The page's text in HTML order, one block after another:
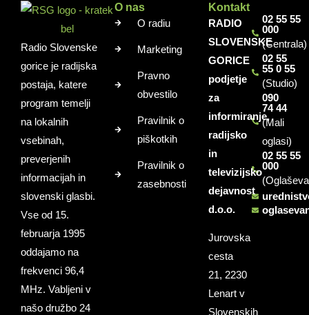
Radio Slovenske
gorice je radijska
postaja, katere
program temelji
na lokalnih
vsebinah,
preverjenih
informacijah in
slovenski glasbi.
Vse od 15.
februarja 1995
oddajamo na
frekvenci 96,4
MHz. Vabljeni v
našo družbo 24
O nas
O radiu
Marketing
Pravno
obvestilo
Pravilnik o
piškotkih
Pravilnik o
zasebnosti
Kontakt
RADIO
SLOVENSKE
GORICE
podjetje
za
informiranje,
radijsko
in
televizijsko
dejavnost
d.o.o.
Jurovska
cesta
21, 2230
Lenart v
Slovenskih
02 55 55
000
(Centrala)
02 55
55 0 55
(Studio)
090
74 44
(Mali
oglasi)
02 55 55
000